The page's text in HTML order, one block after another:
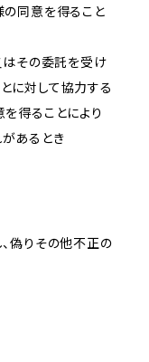
の同意を得ること
はその委託を受け
に対して協力する
得ることにより
あるとき
偽りその他不正の